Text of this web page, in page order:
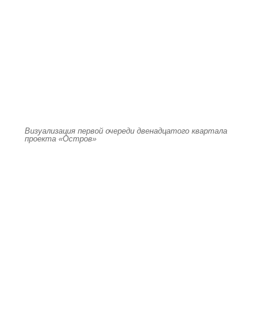
Визуализация первой очереди двенадцатого квартала
проекта «Остров»